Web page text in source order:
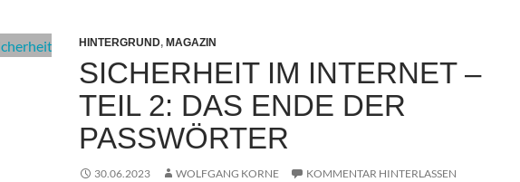
HINTERGRUND, MAGAZIN
SICHERHEIT IM INTERNET –
TEIL 2: DAS ENDE DER
PASSWÖRTER
30.06.2023 WOLFGANG KORNE KOMMENTAR HINTERLASSEN